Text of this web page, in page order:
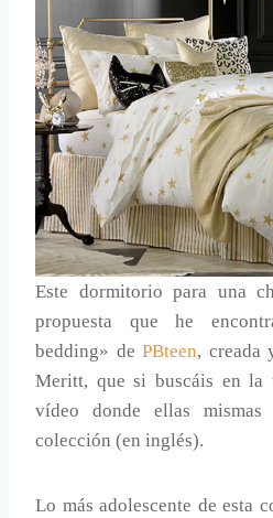
Este dormitorio para una
propuesta que he
bedding» de PBteen, creada
Meritt, que si buscáis en la
vídeo donde ellas
colección (en inglés).
Lo más adolescente de esta